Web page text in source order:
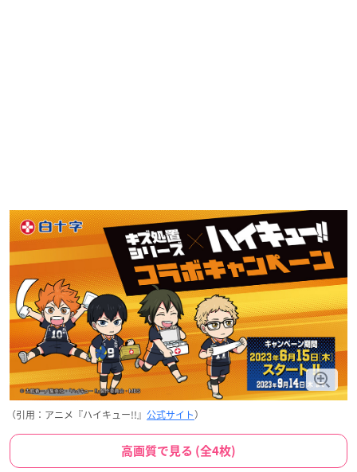
（引用：アニメ『ハイキュー!!』 公式サイト）
高画質で見る (全4枚)